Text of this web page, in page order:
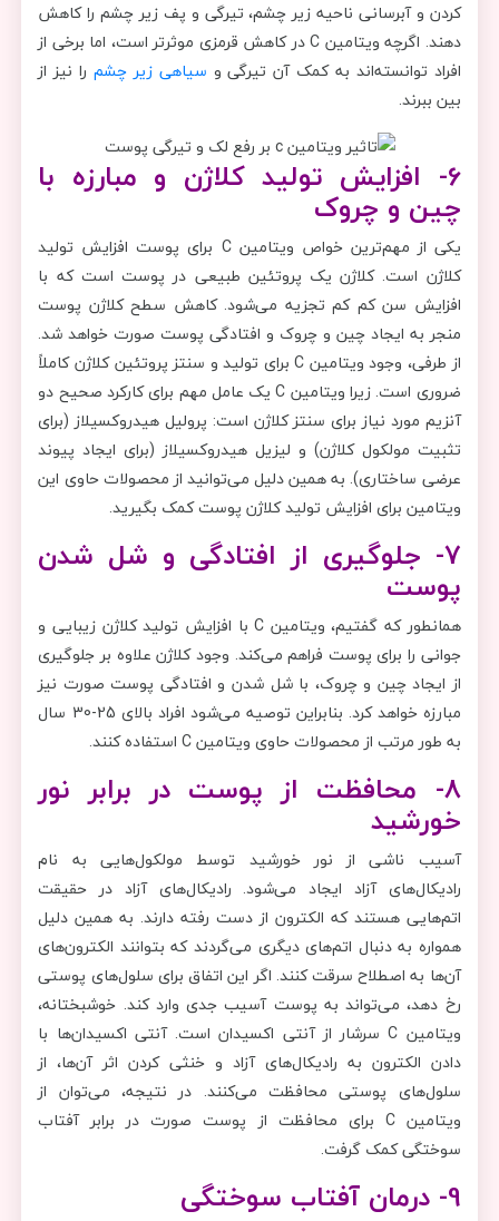
كردن و آبرسانی ناحیه زیر چشم، تیرگی و پف زیر چشم را کاهش
دهند. اگرچه ویتامین C در کاهش قرمزی موثرتر است، اما برخی از
افراد توانسته‌اند به کمک آن تیرگی و سیاهی زیر چشم را نیز از
بین ببرند.
6- افزایش تولید کلاژن و مبارزه با
چین و چروک
یکی از مهم‌ترین خواص ویتامین C برای پوست افزایش تولید
کلاژن است. کلاژن یک پروتئین طبیعی در پوست است که با
افزایش سن کم کم تجزیه می‌شود. کاهش سطح کلاژن پوست
منجر به ایجاد چین و چروک و افتادگی پوست صورت خواهد شد.
از طرفی، وجود ویتامین C برای تولید و سنتز پروتئین کلاژن کاملاً
ضروری است. زیرا ویتامین C یک عامل مهم برای کارکرد صحیح دو
آنزیم مورد نیاز برای سنتز کلاژن است: پرولیل هیدروکسیلاز (برای
تثبیت مولکول کلاژن) و لیزیل هیدروکسیلاز (برای ایجاد پیوند
عرضی ساختاری). به همین دلیل می‌توانید از محصولات حاوی این
ویتامین برای افزایش تولید کلاژن پوست کمک بگیرید.
7- جلوگیری از افتادگی و شل شدن
پوست
همانطور که گفتیم، ویتامین C با افزایش تولید کلاژن زیبایی و
جوانی را برای پوست فراهم می‌کند. وجود کلاژن علاوه بر جلوگیری
از ایجاد چین و چروک، با شل شدن و افتادگی پوست صورت نیز
مبارزه خواهد کرد. بنابراین توصیه می‌شود افراد بالای 25-30 سال
به طور مرتب از محصولات حاوی ویتامین C استفاده کنند.
8- محافظت از پوست در برابر نور
خورشید
آسیب ناشی از نور خورشید توسط مولکول‌هایی به نام
رادیکال‌های آزاد ایجاد می‌شود. رادیکال‌های آزاد در حقیقت
اتم‌هایی هستند که الکترون از دست رفته دارند. به همین دلیل
همواره به دنبال اتم‌های دیگری می‌گردند که بتوانند الکترون‌های
آن‌ها به اصطلاح سرقت کنند. اگر این اتفاق برای سلول‌های پوستی
رخ دهد، می‌تواند به پوست آسیب جدی وارد کند. خوشبختانه،
ویتامین C سرشار از آنتی اکسیدان است. آنتی اکسیدان‌ها با
دادن الکترون به رادیکال‌های آزاد و خنثی کردن اثر آن‌ها، از
سلول‌های پوستی محافظت می‌کنند. در نتیجه، می‌توان از
ویتامین C برای محافظت از پوست صورت در برابر آفتاب
سوختگی کمک گرفت.
9- درمان آفتاب سوختگی